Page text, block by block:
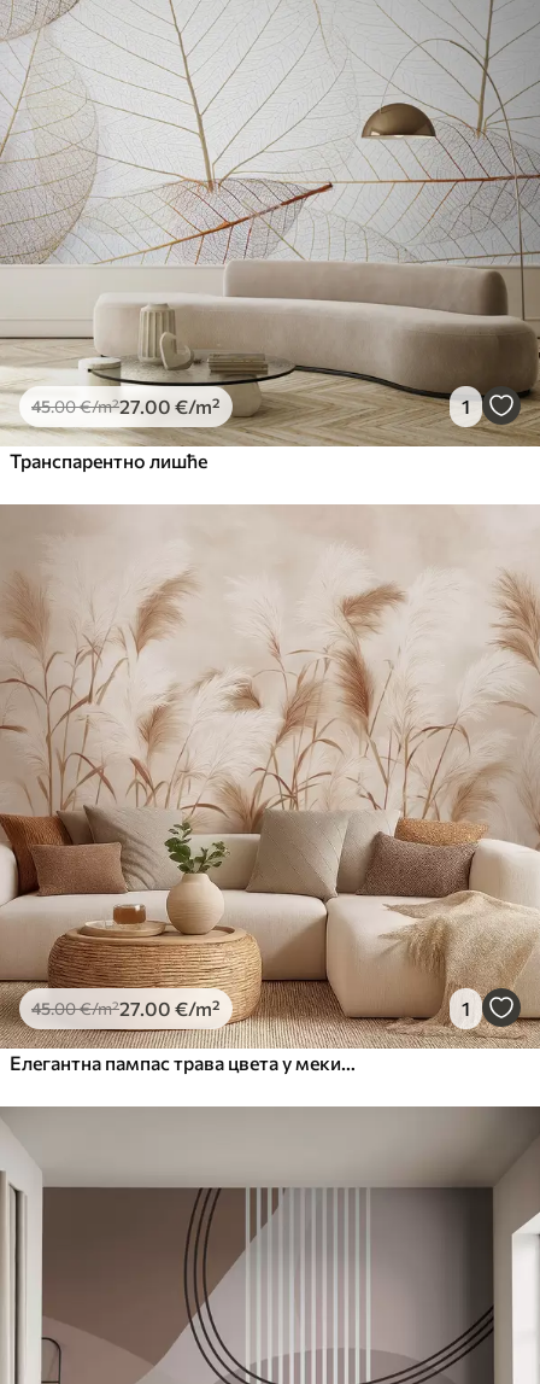
45.00€/m²27.00 €/m² 1
Транспарентно лишће
45.00€/m²27 .00 €/m² 1